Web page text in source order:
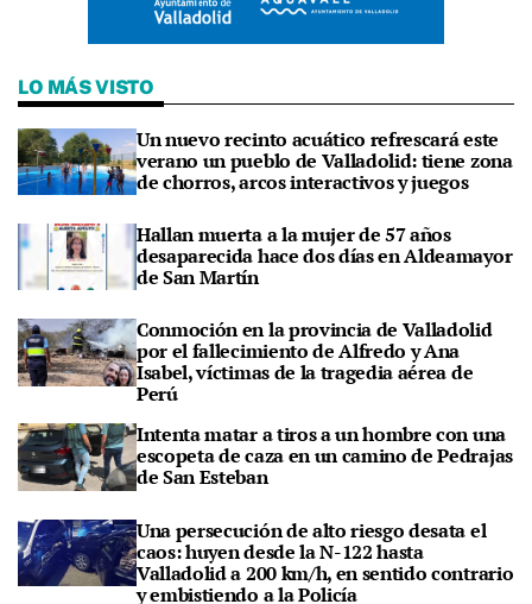
LO MÁS VISTO
Un nuevo recinto acuático refrescará este
verano un pueblo de Valladolid: tiene zona
de chorros, arcos interactivos y juegos
Hallan muerta a la mujer de 57 años
desaparecida hace dos días en Aldeamayor
de San Martín
Conmoción en la provincia de Valladolid
por el fallecimiento de Alfredo y Ana
Isabel, víctimas de la tragedia aérea de
Perú
Intenta matar a tiros a un hombre con una
escopeta de caza en un camino de Pedrajas
de San Esteban
Una persecución de alto riesgo desata el
caos: huyen desde la N-122 hasta
Valladolid a 200 km/h, en sentido contrario
y embistiendo a la Policía